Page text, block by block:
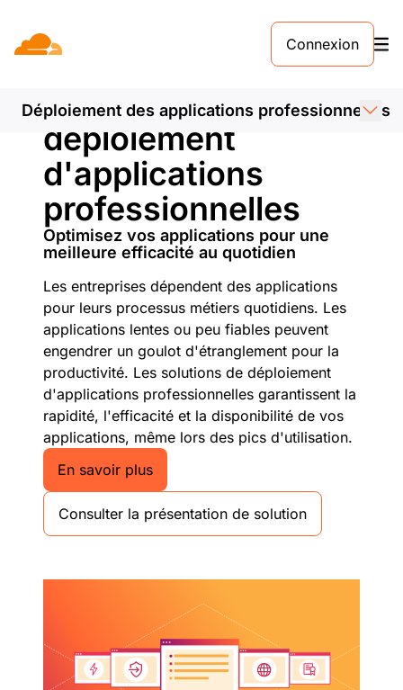
Connexion
Déploiement des applications professionnelles
Solutions de
déploiement
d'applications
professionnelles
Optimisez vos applications pour une
meilleure efficacité au quotidien
Les entreprises dépendent des applications
pour leurs processus métiers quotidiens. Les
applications lentes ou peu fiables peuvent
engendrer un goulot d'étranglement pour la
productivité. Les solutions de déploiement
d'applications professionnelles garantissent la
rapidité, l'efficacité et la disponibilité de vos
applications, même lors des pics d'utilisation.
En savoir plus
Consulter la présentation de solution